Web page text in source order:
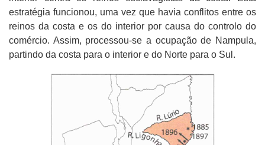
estratégia funcionou, uma vez que havia conflitos entre os
reinos da costa e os do interior por causa do controlo do
comércio. Assim, processou-se a ocupação de Nampula,
partindo da costa para o interior e do Norte para o Sul.